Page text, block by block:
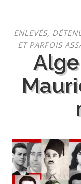
contenu
ENLEVÉS,
ET PARFOIS